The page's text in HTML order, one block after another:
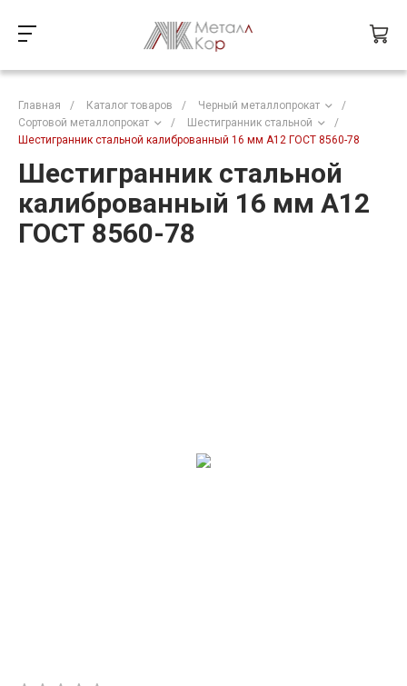
Главная / Каталог товаров / Черный металлопрокат
/
Сортовой металлопрокат
/ Шестигранник стальной
/
Шестигранник стальной калиброванный 16 мм А12 ГОСТ 8560-78
Шестигранник стальной
калиброванный 16 мм А12
ГОСТ 8560-78